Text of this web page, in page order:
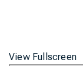
View Fullscreen